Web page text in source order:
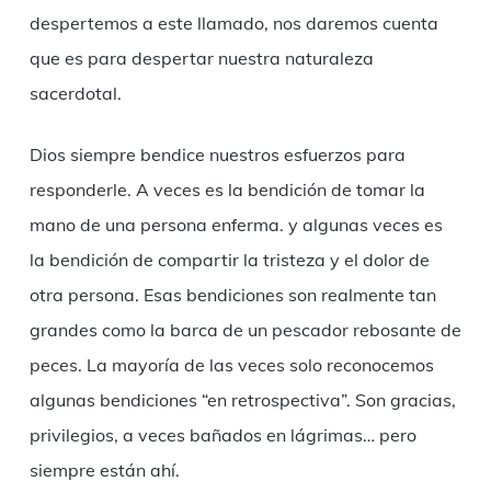
despertemos a este llamado, nos daremos cuenta
que es para despertar nuestra naturaleza
sacerdotal.
Dios siempre bendice nuestros esfuerzos para
responderle. A veces es la bendición de tomar la
mano de una persona enferma. y algunas veces es
la bendición de compartir la tristeza y el dolor de
otra persona. Esas bendiciones son realmente tan
grandes como la barca de un pescador rebosante de
peces. La mayoría de las veces solo reconocemos
algunas bendiciones “en retrospectiva”. Son gracias,
privilegios, a veces bañados en lágrimas… pero
siempre están ahí.